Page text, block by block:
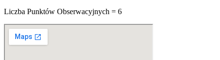
Liczba Punktów Obserwacyjnych = 6